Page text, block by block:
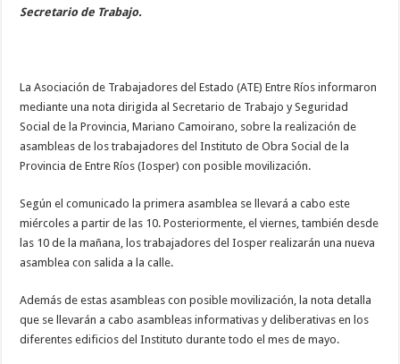
Secretario de Trabajo.
La Asociación de Trabajadores del Estado (ATE) Entre Ríos informaron
mediante una nota dirigida al Secretario de Trabajo y Seguridad
Social de la Provincia, Mariano Camoirano, sobre la realización de
asambleas de los trabajadores del Instituto de Obra Social de la
Provincia de Entre Ríos (Iosper) con posible movilización.
Según el comunicado la primera asamblea se llevará a cabo este
miércoles a partir de las 10. Posteriormente, el viernes, también desde
las 10 de la mañana, los trabajadores del Iosper realizarán una nueva
asamblea con salida a la calle.
Además de estas asambleas con posible movilización, la nota detalla
que se llevarán a cabo asambleas informativas y deliberativas en los
diferentes edificios del Instituto durante todo el mes de mayo.